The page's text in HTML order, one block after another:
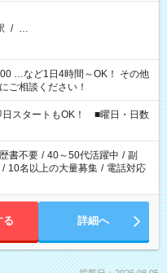
/ …
ど1日4時間～OK！ その他
ご相談ください！
スタートもOK！ ■曜日・日数
書不要 / 40～50代活躍中 / 副
/ 10名以上の大量募集 / 電話対応
る 詳細へ